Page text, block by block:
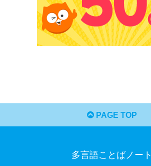
PAGE TOP
多言語ことばノート